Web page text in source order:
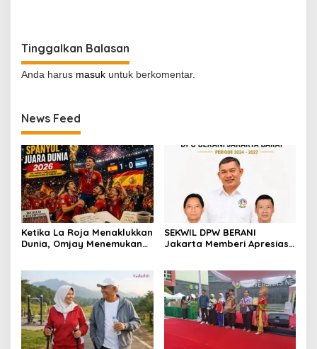
Tinggalkan Balasan
Anda harus masuk untuk berkomentar.
News Feed
Ketika La Roja Menaklukkan
Dunia, Omjay Menemukan
SEKWIL DPW BERANI
Jakarta Memberi Apresiasi
BERANI Jakarta